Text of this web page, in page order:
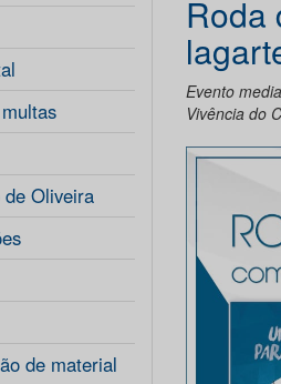
Oliveira
de material
Roda
Evento
Vivência do